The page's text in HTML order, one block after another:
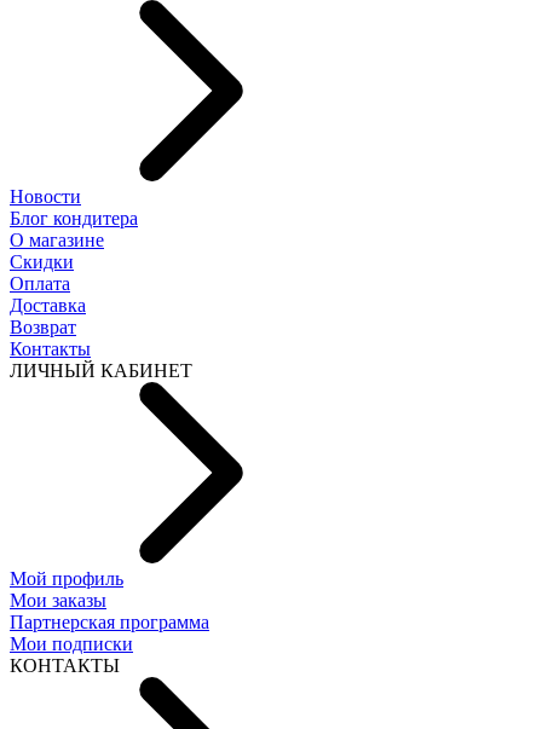
Новости
Блог кондитера
О магазине
Скидки
Оплата
Доставка
Возврат
Контакты
ЛИЧНЫЙ КАБИНЕТ
Мой профиль
Мои заказы
Партнерская программа
Мои подписки
КОНТАКТЫ